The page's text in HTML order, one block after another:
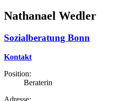
Nathanael Wedler
Sozialberatung Bonn
Kontakt
Position:
Beraterin
Adresse: